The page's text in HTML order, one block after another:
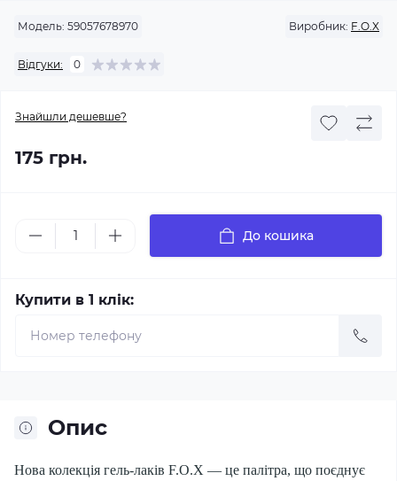
Модель: 59057678970 Виробник: F.O.X
Відгуки: 0
Знайшли дешевше?
175 грн.
До кошика
Купити в 1 клік:
Опис
Нова колекція гель-лаків F.O.X — це палітра, що поєднує